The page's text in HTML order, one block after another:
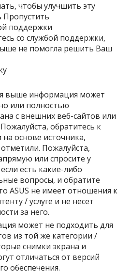
чтобы улучшить эту
Пропустить
поддержки
со службой поддержки,
не помогла решить Ваш
выше информация может
или полностью
с внешних веб-сайтов или
обратитесь к
основе источника,
Пожалуйста,
или спросите у
есть какие-либо
вопросы, и обратите
ASUS не имеет отношения к
/ услуге и не несет
за него.
может не подходить для
из той же категории /
снимки экрана и
отличаться от версий
обеспечения.